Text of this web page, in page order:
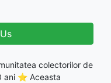
colectorilor de
ani ⭐ Aceasta